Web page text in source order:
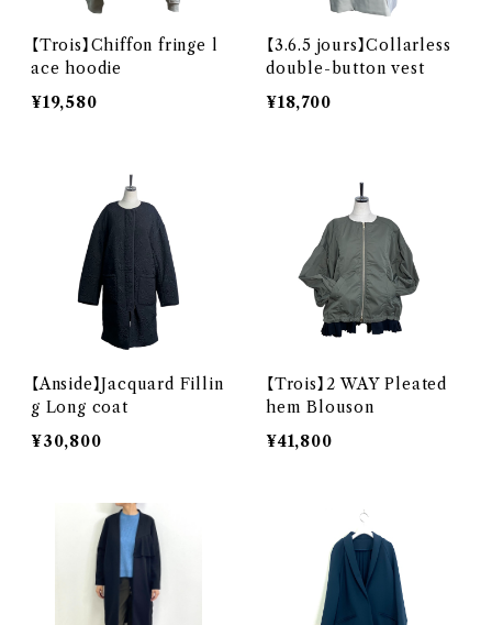
【Trois】Chiffon fringe l
ace hoodie
¥19,580
【3.6.5 jours】Collarless
double-button vest
¥18,700
【Anside】Jacquard Fillin
g Long coat
¥30,800
【Trois】2 WAY Pleated
hem Blouson
¥41,800